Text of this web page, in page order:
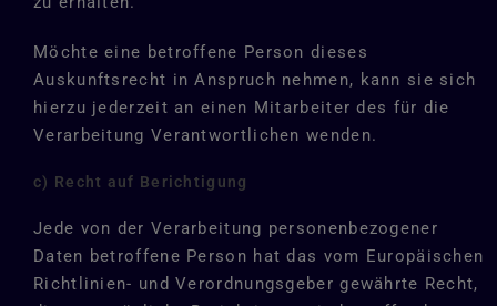
Möchte eine betroffene Person dieses
Auskunftsrecht in Anspruch nehmen, kann sie sich
hierzu jederzeit an einen Mitarbeiter des für die
Verarbeitung Verantwortlichen wenden.
c) Recht auf Berichtigung
Jede von der Verarbeitung personenbezogener
Daten betroffene Person hat das vom Europäischen
Richtlinien- und Verordnungsgeber gewährte Recht,